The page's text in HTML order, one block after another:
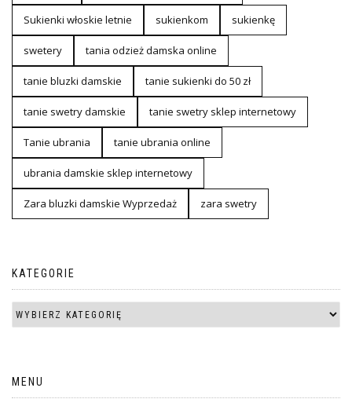
Sukienki włoskie letnie sukienkom sukienkę
swetery tania odzież damska online
tanie bluzki damskie tanie sukienki do 50 zł
tanie swetry damskie tanie swetry sklep internetowy
Tanie ubrania tanie ubrania online
ubrania damskie sklep internetowy
Zara bluzki damskie Wyprzedaż zara swetry
KATEGORIE
MENU